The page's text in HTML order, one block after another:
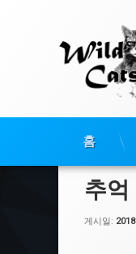
홈
추
게시일: